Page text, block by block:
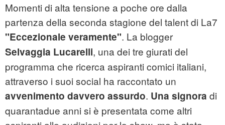
Momenti di alta tensione a poche ore dalla
partenza della seconda stagione del talent di La7
"Eccezionale veramente". La blogger
Selvaggia Lucarelli, una dei tre giurati del
programma che ricerca aspiranti comici italiani,
attraverso i suoi social ha raccontato un
avvenimento davvero assurdo. Una signora di
quarantadue anni si è presentata come altri